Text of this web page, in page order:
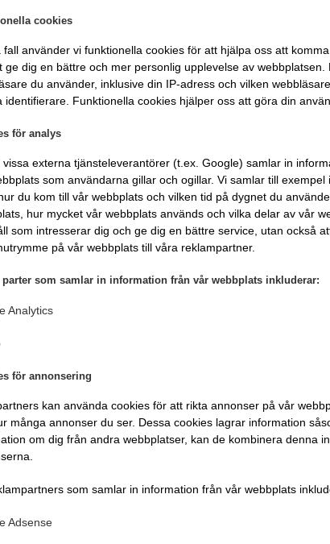
cookies
fall använder vi funktionella cookies för att hjälpa oss att
ge dig en bättre och mer personlig upplevelse av
du använder, inklusive din IP-adress och vilken
identifierare. Funktionella cookies hjälper oss att göra din
för analys
vissa externa tjänsteleverantörer (t.ex. Google) samlar in
som användarna gillar och ogillar. Vi samlar till
du kom till vår webbplats och vilken tid på dygnet du
hur mycket vår webbplats används och vilka delar av vår
som intresserar dig och ge dig en bättre service, utan också
på vår webbplats till våra reklampartner.
parter som samlar in information från vår webbplats inkluderar:
Analytics
för annonsering
kan använda cookies för att rikta annonser på vår
många annonser du ser. Dessa cookies lagrar information
om dig från andra webbplatser, kan de kombinera denna
som samlar in information från vår webbplats
Adsense